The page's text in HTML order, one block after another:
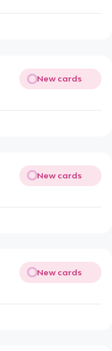
New cards
New cards
New cards